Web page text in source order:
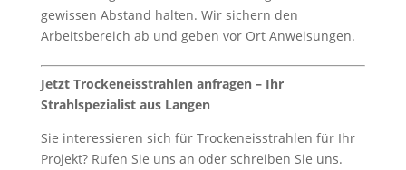
gewissen Abstand halten. Wir sichern den
Arbeitsbereich ab und geben vor Ort Anweisungen.
Jetzt Trockeneisstrahlen anfragen – Ihr
Strahlspezialist aus Langen
Sie interessieren sich für Trockeneisstrahlen für Ihr
Projekt? Rufen Sie uns an oder schreiben Sie uns.